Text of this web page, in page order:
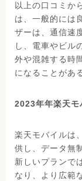
以上の口コミか
は、一般的には
ザーは、通信速
し、電車やビル
外や混雑する時
になることがあ
2023年年楽天モ
楽天モバイルは
供し、データ無
新しいプランで
なり、より広範